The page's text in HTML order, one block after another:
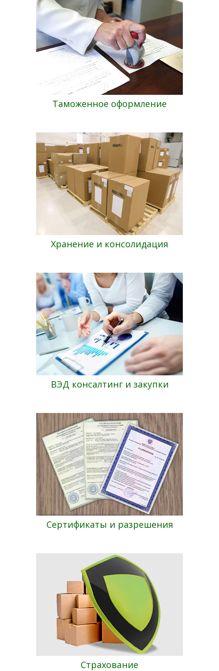
Таможенное оформление
Хранение и консолидация
ВЭД консалтинг и закупки
Сертификаты и разрешения
Страхование